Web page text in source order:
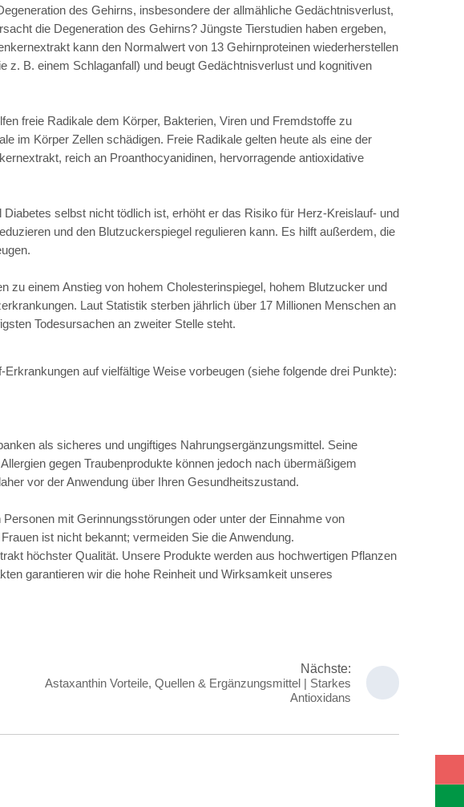
des Gehirns, insbesondere der allmähliche Gedächtnisverlust,
die Degeneration des Gehirns? Jüngste Tierstudien haben ergeben,
kann den Normalwert von 13 Gehirnproteinen wiederherstellen
B. einem Schlaganfall) und beugt Gedächtnisverlust und kognitiven
freie Radikale dem Körper, Bakterien, Viren und Fremdstoffe zu
im Körper Zellen schädigen. Freie Radikale gelten heute als eine der
reich an Proanthocyanidinen, hervorragende antioxidative
selbst nicht tödlich ist, erhöht er das Risiko für Herz-Kreislauf- und
und den Blutzuckerspiegel regulieren kann. Es hilft außerdem, die
zu einem Anstieg von hohem Cholesterinspiegel, hohem Blutzucker und
Laut Statistik sterben jährlich über 17 Millionen Menschen an
Todesursachen an zweiter Stelle steht.
auf vielfältige Weise vorbeugen (siehe folgende drei Punkte):
als sicheres und ungiftiges Nahrungsergänzungsmittel. Seine
gegen Traubenprodukte können jedoch nach übermäßigem
vor der Anwendung über Ihren Gesundheitszustand.
mit Gerinnungsstörungen oder unter der Einnahme von
ist nicht bekannt; vermeiden Sie die Anwendung.
höchster Qualität. Unsere Produkte werden aus hochwertigen Pflanzen
garantieren wir die hohe Reinheit und Wirksamkeit unseres
Nächste:
Astaxanthin Vorteile, Quellen & Ergänzungsmittel | Starkes
Antioxidans